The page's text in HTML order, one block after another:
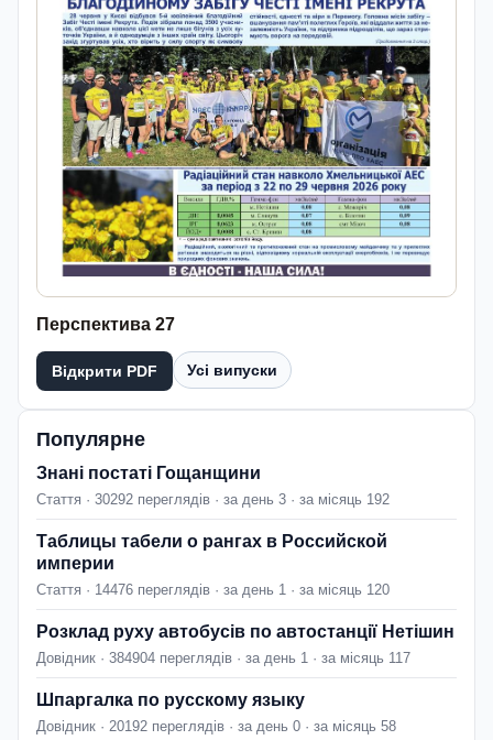
Перспектива 27
Відкрити PDF Усі випуски
Популярне
Знані постаті Гощанщини
Стаття · 30292 переглядів · за день 3 · за місяць 192
Таблицы табели о рангах в Российской
империи
Стаття · 14476 переглядів · за день 1 · за місяць 120
Розклад руху автобусів по автостанції Нетішин
Довідник · 384904 переглядів · за день 1 · за місяць 117
Шпаргалка по русскому языку
Довідник · 20192 переглядів · за день 0 · за місяць 58